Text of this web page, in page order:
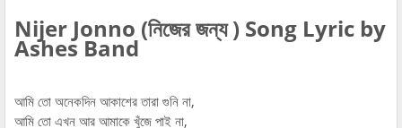
Nijer Jonno (নিজের জন্য ) Song Lyric by
Ashes Band
আমি তো অনেকদিন আকাশের তারা গুনি না,
আমি তো এখন আর আমাকে খুঁজে পাই না,